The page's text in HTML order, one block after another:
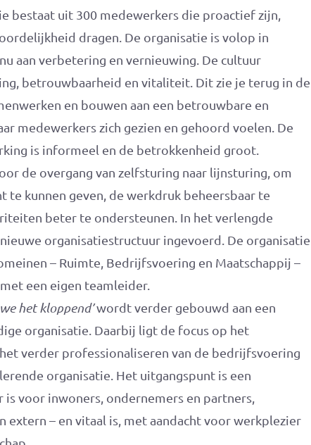
bestaat uit 300 medewerkers die proactief zijn,
dragen. De organisatie is volop in
aan verbetering en vernieuwing. De cultuur
betrouwbaarheid en vitaliteit. Dit zie je terug in de
en bouwen aan een betrouwbare en
medewerkers zich gezien en gehoord voelen. De
is informeel en de betrokkenheid groot.
de overgang van zelfsturing naar lijnsturing, om
te kunnen geven, de werkdruk beheersbaar te
beter te ondersteunen. In het verlengde
organisatiestructuur ingevoerd. De organisatie
– Ruimte, Bedrijfsvoering en Maatschappij –
een eigen teamleider.
het kloppend’wordt verder gebouwd aan een
organisatie. Daarbij ligt de focus op het
verder professionaliseren van de bedrijfsvoering
organisatie. Het uitgangspunt is een
voor inwoners, ondernemers en partners,
extern – en vitaal is, met aandacht voor werkplezier